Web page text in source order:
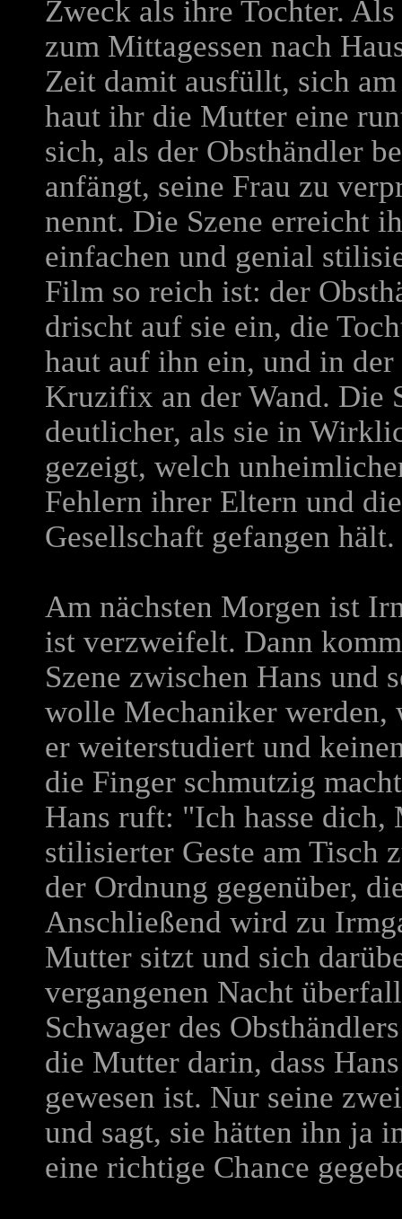
Zweck als ihre Tochter.
zum Mittagessen nach
Zeit damit ausfüllt, sich
haut ihr die Mutter eine
sich, als der Obsthändler
anfängt, seine Frau zu
nennt. Die Szene erreicht
einfachen und genial
Film so reich ist: der
drischt auf sie ein, die
haut auf ihn ein, und in
Kruzifix an der Wand. Die
deutlicher, als sie in
gezeigt, welch
Fehlern ihrer Eltern und
Gesellschaft gefangen hält.
Am nächsten Morgen ist
ist verzweifelt. Dann
Szene zwischen Hans und
wolle Mechaniker werden,
er weiterstudiert und
die Finger schmutzig
Hans ruft: "Ich hasse
stilisierter Geste am Tisch
der Ordnung gegenüber,
Anschließend wird zu
Mutter sitzt und sich
vergangenen Nacht
Schwager des
die Mutter darin, dass
gewesen ist. Nur seine
und sagt, sie hätten ihn ja
eine richtige Chance